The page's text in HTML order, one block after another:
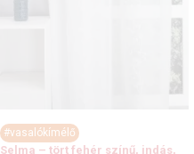
#vasalókímélő
Selma – tört fehér színű, indás,